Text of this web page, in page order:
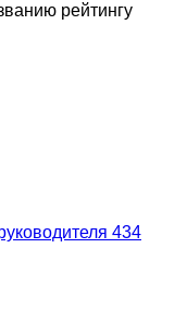
рейтингу
434